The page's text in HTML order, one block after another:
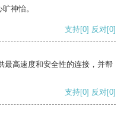
神怡。
支持[0] 反对[0]
最高速度和安全性的连接，并帮
支持[0] 反对[0]